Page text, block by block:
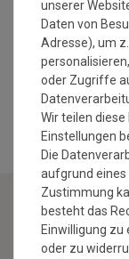
waschbar
MEHR
unserer
Daten von
Adresse), um
oder Zugriffe
Wir teilen
Einstellungen
Die
aufgrund eines
Zustimmung
besteht das
Einwilligung
oder zu